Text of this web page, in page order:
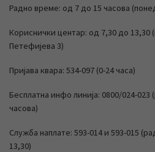
Радно време: од 7 до 15 часова
Кориснички центар: од 7,30 до 13,30
Петефијева 3)
Пријава квара: 534-097 (0-24 часа)
Бесплатна инфо линија: 0800/024-
часова)
Служба наплате: 593-014 и 593-015
13,30)